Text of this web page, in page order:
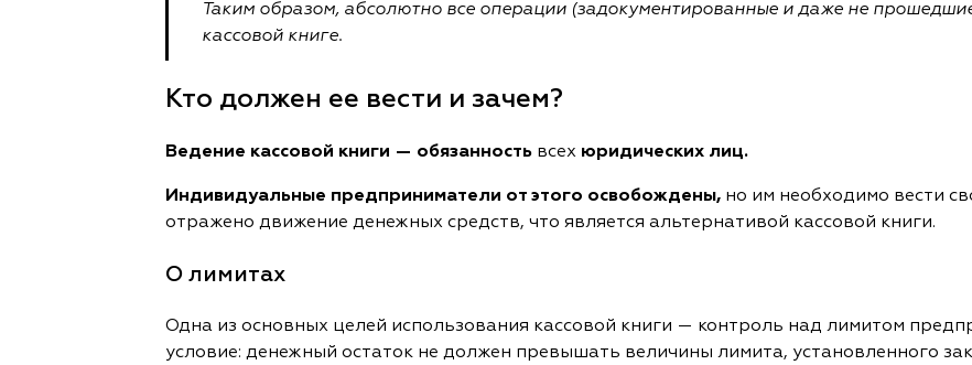
Таким образом, абсолютно все операции (задокументированные и даже не
кассовой книге.
Кто должен ее вести и зачем?
Ведение кассовой книги — обязанность всех юридических лиц.
Индивидуальные предприниматели от этого освобождены,но им необходимо вести
отражено движение денежных средств, что является альтернативой кассовой книги.
О лимитах
Одна из основных целей использования кассовой книги — контроль над лимитом
условие: денежный остаток не должен превышать величины лимита, установленного